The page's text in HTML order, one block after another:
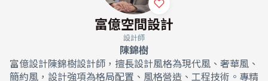
富億空間設計
設計師
陳錦樹
富億設計陳錦樹設計師，擅長設計風格為現代風、奢華風、
簡約風，設計強項為格局配置、風格營造、工程技術。專精